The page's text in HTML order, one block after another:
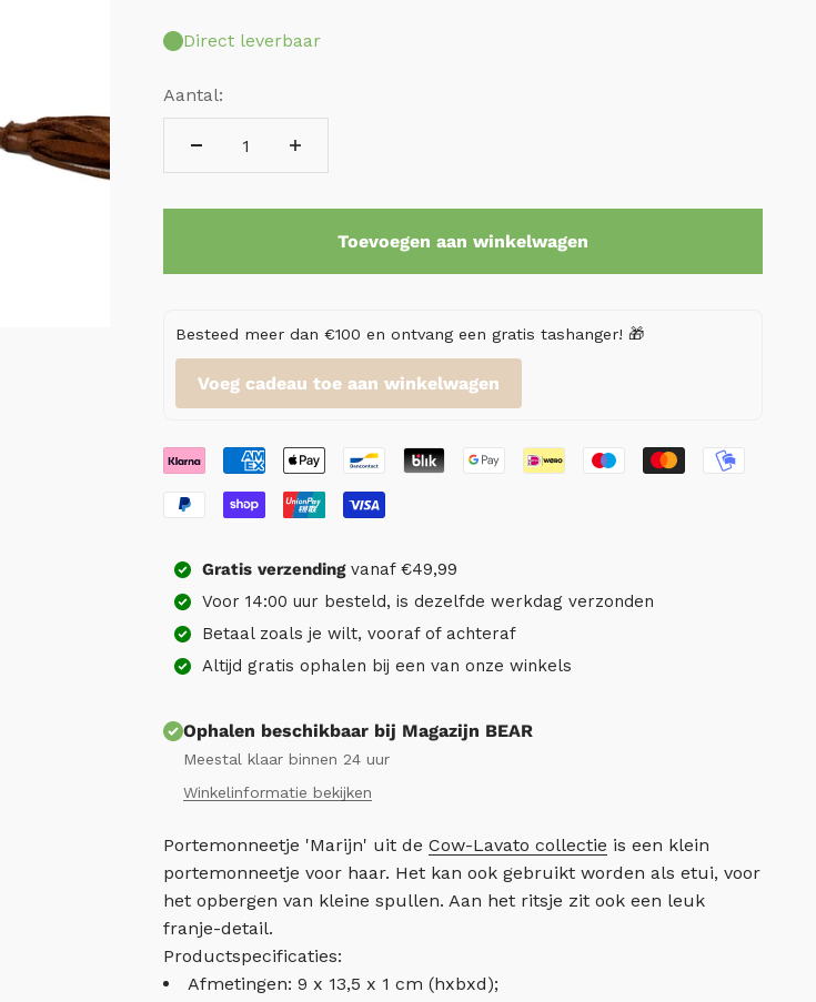
Direct leverbaar
Aantal:
Toevoegen aan winkelwagen
Besteed meer dan €100 en ontvang een gratis tashanger! 🎁
Voeg cadeau toe aan winkelwagen
Gratis verzendingvanaf €49,99
Voor 14:00 uur besteld, is dezelfde werkdag verzonden
Betaal zoals je wilt, vooraf of achteraf
Altijd gratis ophalen bij een van onze winkels
Ophalen beschikbaar bij Magazijn BEAR
Meestal klaar binnen 24 uur
Winkelinformatie bekijken
Portemonneetje 'Marijn' uit de Cow-Lavato collectie is een klein
portemonneetje voor haar. Het kan ook gebruikt worden als etui, voor
het opbergen van kleine spullen. Aan het ritsje zit ook een leuk
franje-detail.
Productspecificaties:
Afmetingen: 9 x 13,5 x 1 cm (hxbxd);